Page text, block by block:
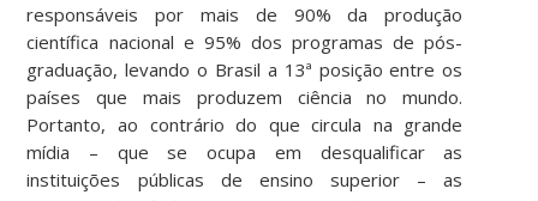
responsáveis por mais de 90% da produção
científica nacional e 95% dos programas de pós-
graduação, levando o Brasil a 13ª posição entre os
países que mais produzem ciência no mundo.
Portanto, ao contrário do que circula na grande
mídia – que se ocupa em desqualificar as
instituições públicas de ensino superior – as